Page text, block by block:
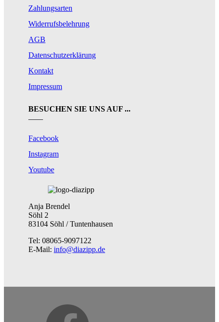
Zahlungsarten
Widerrufsbelehrung
AGB
Datenschutzerklärung
Kontakt
Impressum
BESUCHEN SIE UNS AUF ...
Facebook
Instagram
Youtube
Anja Brendel
Söhl 2
83104 Söhl / Tuntenhausen
Tel: 08065-9097122
E-Mail: info@diazipp.de